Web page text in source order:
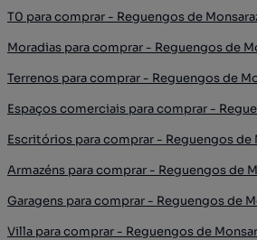
T0 para comprar - Reguengos de
Moradias para comprar - Reguengos de
Terrenos para comprar - Reguengos de
Espaços comerciais para comprar -
Escritórios para comprar - Reguengos de
Armazéns para comprar - Reguengos de
Garagens para comprar - Reguengos de
Villa para comprar - Reguengos de